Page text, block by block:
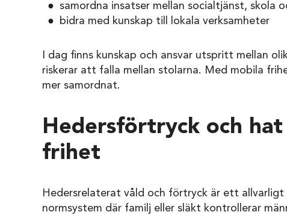
samordna insatser mellan socialtjänst, skola
bidra med kunskap till lokala verksamheter
I dag finns kunskap och ansvar utspritt mellan
riskerar att falla mellan stolarna. Med mobila
mer samordnat.
Hedersförtryck och
frihet
Hedersrelaterat våld och förtryck är ett
normsystem där familj eller släkt kontrollerar